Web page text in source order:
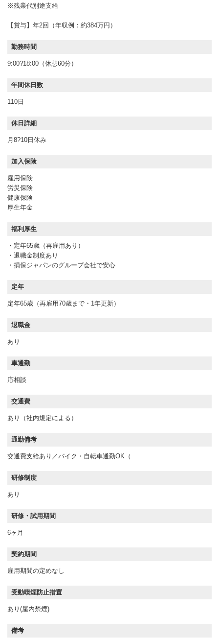
※残業代別途支給
【賞与】年2回（年収例：約384万円）
勤務時間
9:00?18:00（休憩60分）
年間休日数
110日
休日詳細
月8?10日休み
加入保険
雇用保険
労災保険
健康保険
厚生年金
福利厚生
・定年65歳（再雇用あり）
・退職金制度あり
・損保ジャパンのグループ会社で安心
定年
定年65歳（再雇用70歳まで・1年更新）
退職金
あり
車通勤
応相談
交通費
あり（社内規定による）
通勤備考
交通費支給あり／バイク・自転車通勤OK（
研修制度
あり
研修・試用期間
6ヶ月
契約期間
雇用期間の定めなし
受動喫煙防止措置
あり(屋内禁煙)
備考